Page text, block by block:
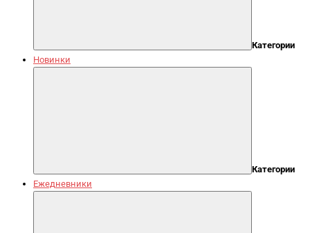
Категории
Новинки
Категории
Ежедневники